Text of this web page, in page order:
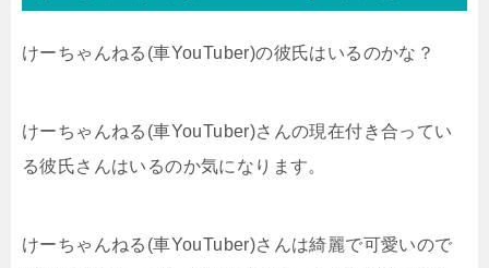
けーちゃんねる(車YouTuber)の彼氏はいるのかな？
けーちゃんねる(車YouTuber)さんの現在付き合ってい
る彼氏さんはいるのか気になります。
けーちゃんねる(車YouTuber)さんは綺麗で可愛いので